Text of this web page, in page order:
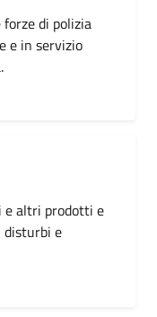
di polizia
e in servizio
e altri prodotti e
disturbi e